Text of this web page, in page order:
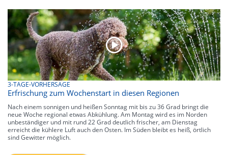
3-TAGE-VORHERSAGE
Erfrischung zum Wochenstart in diesen Regionen
Nach einem sonnigen und heißen Sonntag mit bis zu 36 Grad bringt die
neue Woche regional etwas Abkühlung. Am Montag wird es im Norden
unbeständiger und mit rund 22 Grad deutlich frischer, am Dienstag
erreicht die kühlere Luft auch den Osten. Im Süden bleibt es heiß, örtlich
sind Gewitter möglich.